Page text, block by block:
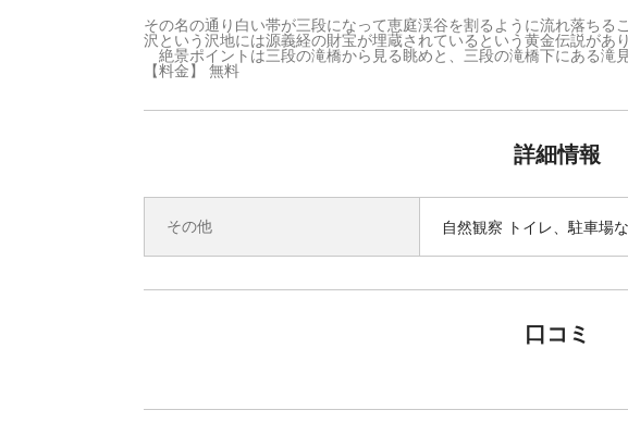
その名の通り白い帯が三段になって恵庭渓谷を割るように流れ落ち
沢という沢地には源義経の財宝が埋蔵されているという黄金伝説があ
絶景ポイントは三段の滝橋から見る眺めと、三段の滝橋下にある滝見
【料金】 無料
詳細情報
その他 自然観察 トイレ、駐車場
口コミ